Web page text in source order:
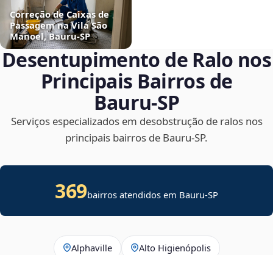
Correção de Caixas de
Passagem na Vila São
Manoel, Bauru‑SP
Desentupimento de Ralo nos
Principais Bairros de
Bauru‑SP
Serviços especializados em desobstrução de ralos nos
principais bairros de Bauru‑SP.
369bairros atendidos em Bauru-SP
Alphaville Alto Higienópolis